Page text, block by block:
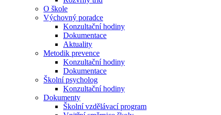
O škole
Výchovný poradce
Konzultační hodiny
Dokumentace
Aktuality
Metodik prevence
Konzultační hodiny
Dokumentace
Školní psycholog
Konzultační hodiny
Dokumenty
Školní vzdělávací program